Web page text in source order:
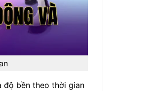
độ bền theo thời gian